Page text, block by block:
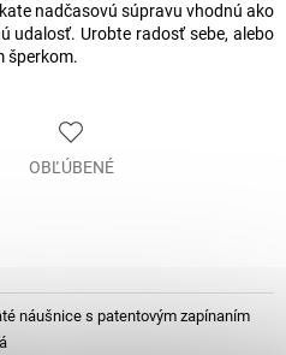
nadčasovú súpravu vhodnú ako
udalosť. Urobte radosť sebe, alebo
šperkom.
OBĽÚBENÉ
náušnice s patentovým zapínaním